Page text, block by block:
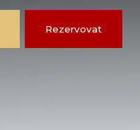
Rezervovat